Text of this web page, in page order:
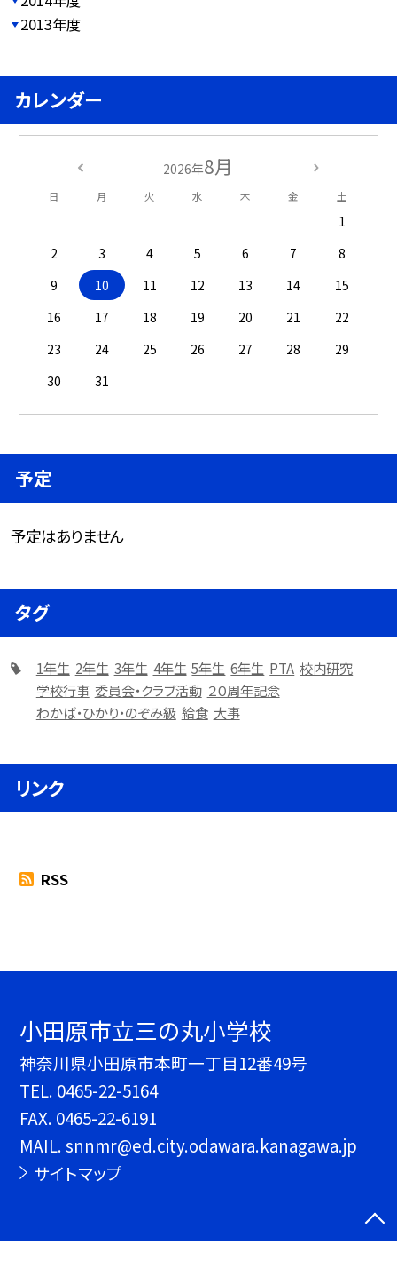
2013年度
カレンダー
2026年8月
日 月 火 水 木 金 土
1
2
3 4 5 6 7
8
9
10 11 12 13 14
15
16
17 18 19 20 21
22
23
24 25 26 27 28
29
30
31
予定
予定はありません
タグ
1年生 2年生 3年生 4年生 5年生 6年生 PTA 校内研究
学校行事 委員会・クラブ活動 ２０周年記念
わかば・ひかり・のぞみ級 給食 大事
リンク
RSS
小田原市立三の丸小学校
神奈川県小田原市本町一丁目12番49号
TEL. 0465-22-5164
FAX. 0465-22-6191
MAIL. snnmr@ed.city.odawara.kanagawa.jp
サイトマップ